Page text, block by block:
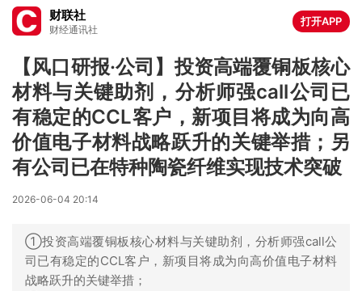
财联社
财经通讯社
打开APP
【风口研报·公司】投资高端覆铜板核心
材料与关键助剂，分析师强call公司已
有稳定的CCL客户，新项目将成为向高
价值电子材料战略跃升的关键举措；另
有公司已在特种陶瓷纤维实现技术突破
2026-06-04 20:14
①投资高端覆铜板核心材料与关键助剂，分析师强call公
司已有稳定的CCL客户，新项目将成为向高价值电子材料
战略跃升的关键举措；